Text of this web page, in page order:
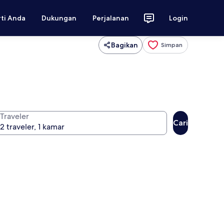
Anda Dukungan Perjalanan Login
Bagikan Simpan
Traveler
Cari